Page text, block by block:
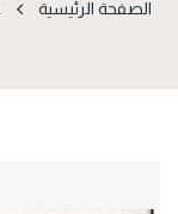
الصفحة الرئيسية